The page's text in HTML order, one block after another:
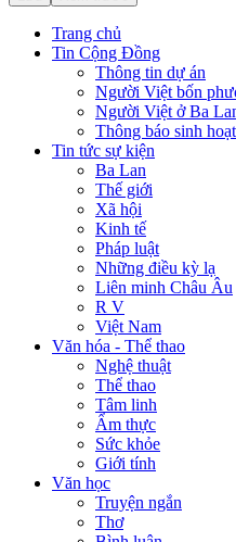
Trang chủ
Tin Cộng Đồng
Thông tin dự án
Người Việt bốn
Người Việt ở Ba
Thông báo sinh
Tin tức sự kiện
Ba Lan
Thế giới
Xã hội
Kinh tế
Pháp luật
Những điều kỳ lạ
Liên minh Châu Âu
R V
Việt Nam
Văn hóa - Thể thao
Nghệ thuật
Thể thao
Tâm linh
Ẩm thực
Sức khỏe
Giới tính
Văn học
Truyện ngắn
Thơ